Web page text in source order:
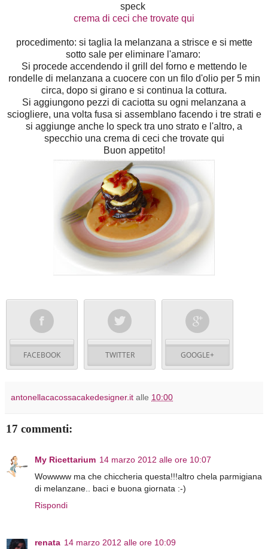
speck
crema di ceci che trovate qui
procedimento: si taglia la melanzana a strisce e si mette
sotto sale per eliminare l'amaro:
Si procede accendendo il grill del forno e mettendo le
rondelle di melanzana a cuocere con un filo d'olio per 5 min
circa, dopo si girano e si continua la cottura.
Si aggiungono pezzi di caciotta su ogni melanzana a
sciogliere, una volta fusa si assemblano facendo i tre strati e
si aggiunge anche lo speck tra uno strato e l'altro, a
specchio una crema di ceci che trovate qui
Buon appetito!
FACEBOOK TWITTER GOOGLE+
antonellacacossacakedesigner.it alle 10:00
17 commenti:
My Ricettarium 14 marzo 2012 alle ore 10:07
Wowwww ma che chiccheria questa!!!altro chela parmigiana
di melanzane.. baci e buona giornata :-)
Rispondi
renata 14 marzo 2012 alle ore 10:09